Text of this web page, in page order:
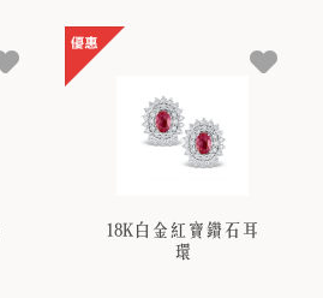
18K白金紅寶鑽石耳
環